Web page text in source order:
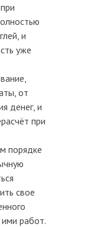
и
уже
от
денег, и
при
порядке
свое
работ.